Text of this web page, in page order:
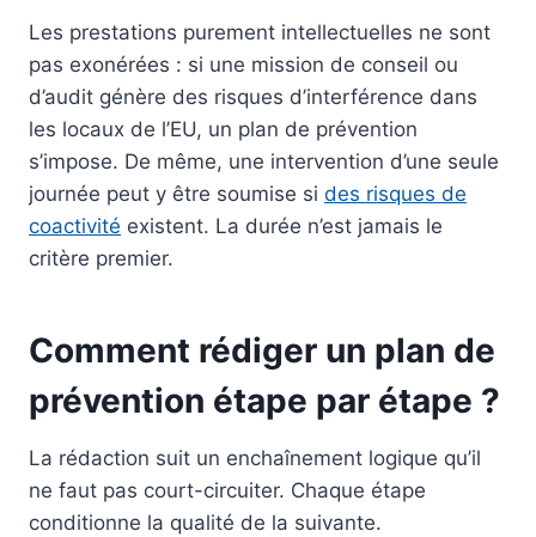
Les prestations purement intellectuelles ne sont
pas exonérées : si une mission de conseil ou
d’audit génère des risques d’interférence dans
les locaux de l’EU, un plan de prévention
s’impose. De même, une intervention d’une seule
journée peut y être soumise si des risques de
coactivité existent. La durée n’est jamais le
critère premier.
Comment rédiger un plan de
prévention étape par étape ?
La rédaction suit un enchaînement logique qu’il
ne faut pas court-circuiter. Chaque étape
conditionne la qualité de la suivante.